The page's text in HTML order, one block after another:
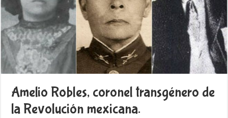
Amelio Robles, coronel transgénero de
la Revolución mexicana.